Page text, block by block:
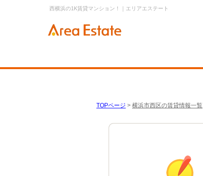
西横浜の1K賃貸マンション！｜エリアエステート
TOPページ > 横浜市西区の賃貸情報一覧